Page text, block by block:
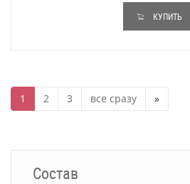
КУПИТЬ
1 2 3 все сразу »
Состав